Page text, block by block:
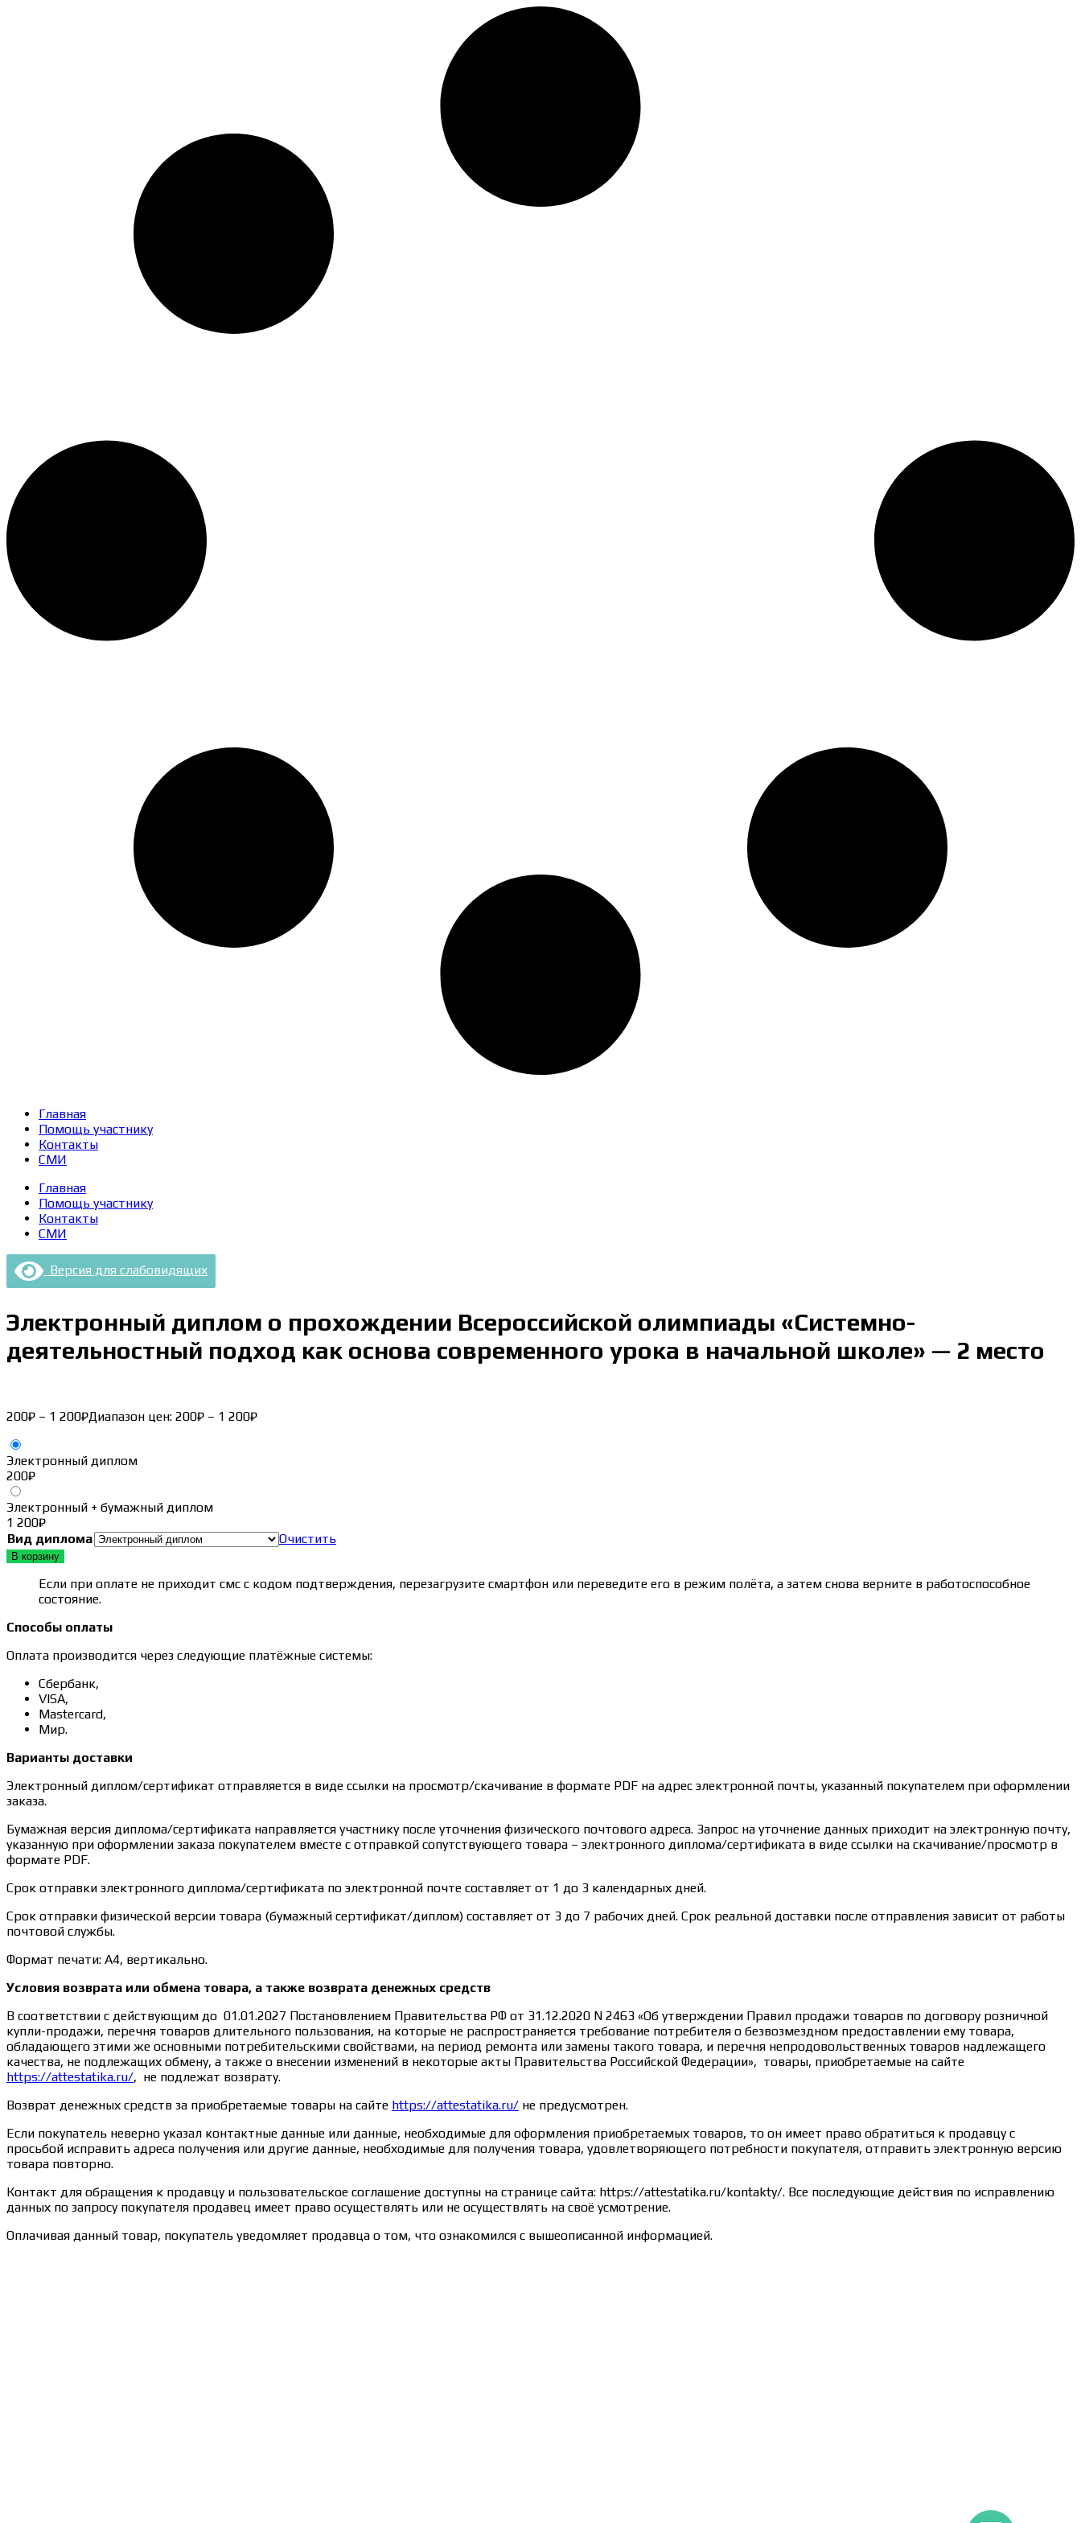
Главная
Помощь участнику
Контакты
СМИ
Главная
Помощь участнику
Контакты
СМИ
Версия для слабовидящих
Электронный диплом о прохождении Всероссийской олимпиады «Системно-
деятельностный подход как основа современного урока в начальной школе» — 2 место
200₽ – 1 200₽Диапазон цен: 200₽ – 1 200₽
Электронный диплом
200₽
Электронный + бумажный диплом
1 200₽
Вид диплома
Очистить
В корзину
Если при оплате не приходит смс с кодом подтверждения, перезагрузите смартфон или переведите его в режим полёта, а затем снова верните в работоспособное
состояние.
Способы оплаты
Оплата производится через следующие платёжные системы:
Сбербанк,
VISA,
Mastercard,
Мир.
Варианты доставки
Электронный диплом/сертификат отправляется в виде ссылки на просмотр/скачивание в формате PDF на адрес электронной почты, указанный покупателем при оформлении
заказа.
Бумажная версия диплома/сертификата направляется участнику после уточнения физического почтового адреса. Запрос на уточнение данных приходит на электронную почту,
указанную при оформлении заказа покупателем вместе с отправкой сопутствующего товара – электронного диплома/сертификата в виде ссылки на скачивание/просмотр в
формате PDF.
Срок отправки электронного диплома/сертификата по электронной почте составляет от 1 до 3 календарных дней.
Срок отправки физической версии товара (бумажный сертификат/диплом) составляет от 3 до 7 рабочих дней. Срок реальной доставки после отправления зависит от работы
почтовой службы.
Формат печати: А4, вертикально.
Условия возврата или обмена товара, а также возврата денежных средств
В соответствии с действующим до 01.01.2027 Постановлением Правительства РФ от 31.12.2020 N 2463 «Об утверждении Правил продажи товаров по договору розничной
купли-продажи, перечня товаров длительного пользования, на которые не распространяется требование потребителя о безвозмездном предоставлении ему товара,
обладающего этими же основными потребительскими свойствами, на период ремонта или замены такого товара, и перечня непродовольственных товаров надлежащего
качества, не подлежащих обмену, а также о внесении изменений в некоторые акты Правительства Российской Федерации», товары, приобретаемые на сайте
https://attestatika.ru/, не подлежат возврату.
Возврат денежных средств за приобретаемые товары на сайте https://attestatika.ru/ не предусмотрен.
Если покупатель неверно указал контактные данные или данные, необходимые для оформления приобретаемых товаров, то он имеет право обратиться к продавцу с
просьбой исправить адреса получения или другие данные, необходимые для получения товара, удовлетворяющего потребности покупателя, отправить электронную версию
товара повторно.
Контакт для обращения к продавцу и пользовательское соглашение доступны на странице сайта: https://attestatika.ru/kontakty/. Все последующие действия по исправлению
данных по запросу покупателя продавец имеет право осуществлять или не осуществлять на своё усмотрение.
Оплачивая данный товар, покупатель уведомляет продавца о том, что ознакомился с вышеописанной информацией.